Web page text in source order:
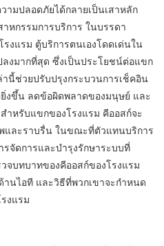
มปลอดภัยได้กลายเป็นเสาหลัก
หกรรมการบริการ ในบรรดา
งแรม ตู้บริการตนเองโดดเด่นใน
งมากที่สุด ซึ่งเป็นประโยชน์ต่อแขก
นี้ช่วยปรับปรุงกระบวนการเช็คอิน
ยิ่งขึ้น ลดข้อผิดพลาดของมนุษย์ และ
ำหรับแขกของโรงแรม คีออสก์จะ
ละราบรื่น ในขณะที่ตัวแทนบริการ
จัดการและบำรุงรักษาระบบที่
จบทบาทของคีออสก์ของโรงแรม
นไอที และวิธีที่พวกเขาจะกำหนด
งแรม